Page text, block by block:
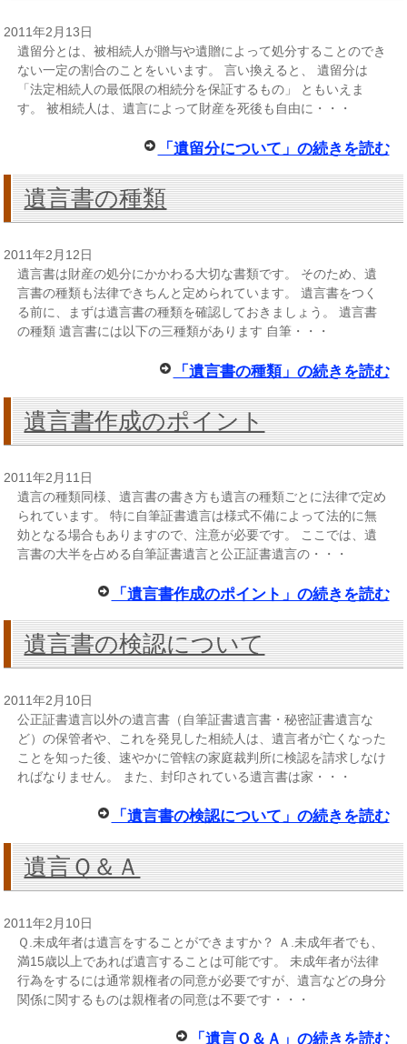
2011年2月13日
遺留分とは、被相続人が贈与や遺贈によって処分することのでき
ない一定の割合のことをいいます。 言い換えると、 遺留分は
「法定相続人の最低限の相続分を保証するもの」 ともいえま
す。 被相続人は、遺言によって財産を死後も自由に・・・
「遺留分について」の続きを読む
遺言書の種類
2011年2月12日
遺言書は財産の処分にかかわる大切な書類です。 そのため、遺
言書の種類も法律できちんと定められています。 遺言書をつく
る前に、まずは遺言書の種類を確認しておきましょう。 遺言書
の種類 遺言書には以下の三種類があります 自筆・・・
「遺言書の種類」の続きを読む
遺言書作成のポイント
2011年2月11日
遺言の種類同様、遺言書の書き方も遺言の種類ごとに法律で定め
られています。 特に自筆証書遺言は様式不備によって法的に無
効となる場合もありますので、注意が必要です。 ここでは、遺
言書の大半を占める自筆証書遺言と公正証書遺言の・・・
「遺言書作成のポイント」の続きを読む
遺言書の検認について
2011年2月10日
公正証書遺言以外の遺言書（自筆証書遺言書・秘密証書遺言な
ど）の保管者や、これを発見した相続人は、遺言者が亡くなった
ことを知った後、速やかに管轄の家庭裁判所に検認を請求しなけ
ればなりません。 また、封印されている遺言書は家・・・
「遺言書の検認について」の続きを読む
遺言Ｑ＆Ａ
2011年2月10日
Ｑ.未成年者は遺言をすることができますか？ Ａ.未成年者でも、
満15歳以上であれば遺言することは可能です。 未成年者が法律
行為をするには通常親権者の同意が必要ですが、遺言などの身分
関係に関するものは親権者の同意は不要です・・・
「遺言Ｑ＆Ａ」の続きを読む